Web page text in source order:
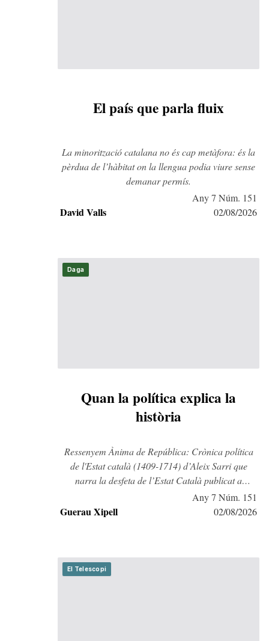
El país que parla fluix
La minorització catalana no és cap metàfora: és la
pèrdua de l’hàbitat on la llengua podia viure sense
demanar permís.
David Valls
Any 7 Núm. 151
02/08/2026
Daga
Quan la política explica la
història
Ressenyem Ànima de República: Crònica política
de l'Estat català (1409-1714) d’Aleix Sarri que
narra la desfeta de l’Estat Català publicat a
Guerau Xipell
Any 7 Núm. 151
02/08/2026
El Telescopi